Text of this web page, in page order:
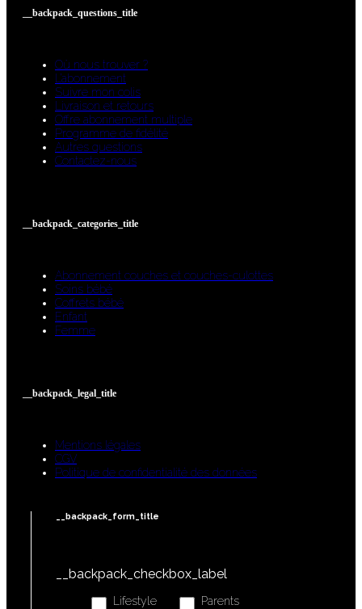
__backpack_questions_title
Où nous trouver ?
L’abonnement
Suivre mon colis
Livraison et retours
Offre abonnement multiple
Programme de fidélité
Autres questions
Contactez-nous
__backpack_categories_title
Abonnement couches et couches-culottes
Soins bébé
Coffrets bébé
Enfant
Femme
__backpack_legal_title
Mentions légales
CGV
Politique de confidentialité des données
__backpack_form_title
__backpack_checkbox_label
Lifestyle
Parents